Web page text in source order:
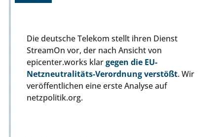
Die deutsche Telekom stellt ihren Dienst
StreamOn vor, der nach Ansicht von
epicenter.works klargegen die EU-
Netzneutralitäts-Verordnung verstößt. Wir
veröffentlichen eine erste Analyse auf
netzpolitik.org.